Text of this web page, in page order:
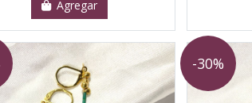
Agregar
-30%